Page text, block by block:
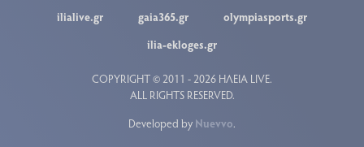
ilialive.gr gaia365.gr
olympiasports.gr
ilia-ekloges.gr
COPYRIGHT © 2011 - 2026 ΗΛΕΙΑ LIVE.
ALL RIGHTS RESERVED.
Developed by Nuevvo.